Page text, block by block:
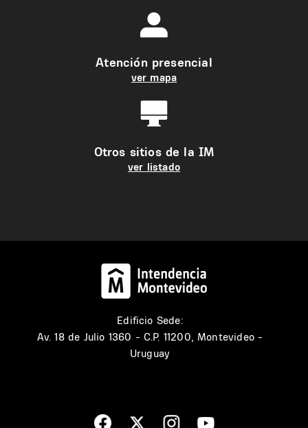
Atención presencial
ver mapa
Otros sitios de la IM
ver listado
Edificio Sede:
Av. 18 de Julio 1360 - C.P. 11200, Montevideo -
Uruguay